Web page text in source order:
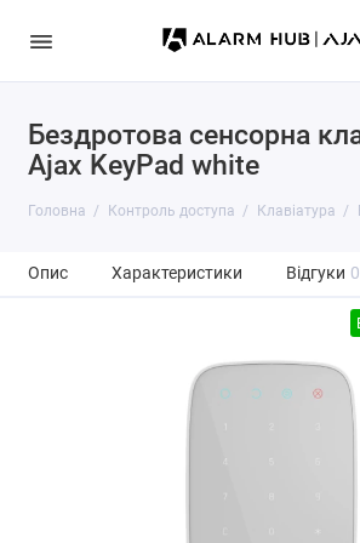
Бездротова сенсорна
Ajax KeyPad white
Головна Контроль доступа Клавіатура
Опис Характеристики Відгуки 0